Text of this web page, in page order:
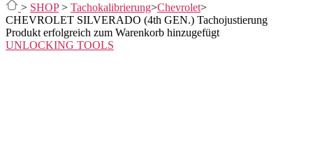
> SHOP > Tachokalibrierung>Chevrolet>
CHEVROLET SILVERADO (4th GEN.) Tachojustierung
Produkt erfolgreich zum Warenkorb hinzugefügt
UNLOCKING TOOLS